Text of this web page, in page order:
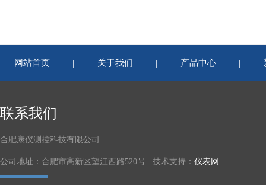
网站首页 | 关于我们 | 产品中心 |
联系我们
合肥康仪测控科技有限公司
公司地址：合肥市高新区望江西路520号 技术支持： 仪表网